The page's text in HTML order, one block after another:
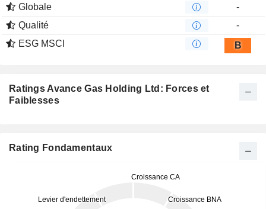
Globale
-
Qualité
-
ESG MSCI
B
Ratings Avance Gas Holding Ltd: Forces et
Faiblesses
Rating Fondamentaux